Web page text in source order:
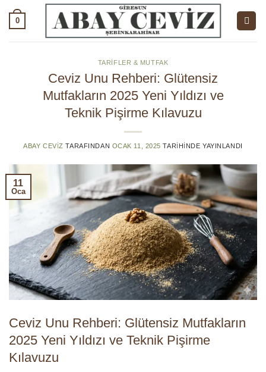
İçeriğe
0
TARIFLER & MUTFAK
Ceviz Unu Rehberi: Glütensiz
Mutfakların 2025 Yeni Yıldızı ve
Teknik Pişirme Kılavuzu
ABAY CEVIZ TARAFINDAN OCAK 11, 2025 TARIHINDE YAYINLANDI
11
Oca
Ceviz Unu Rehberi: Glütensiz Mutfakların
2025 Yeni Yıldızı ve Teknik Pişirme
Kılavuzu